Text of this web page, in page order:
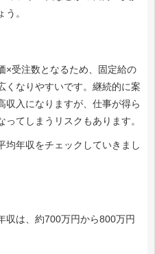
。
受注数となるため、固定給の
くなりやすいです。継続的に案
収入になりますが、仕事が得ら
てしまうリスクもあります。
年収をチェックしていきまし
は、約700万円から800万円